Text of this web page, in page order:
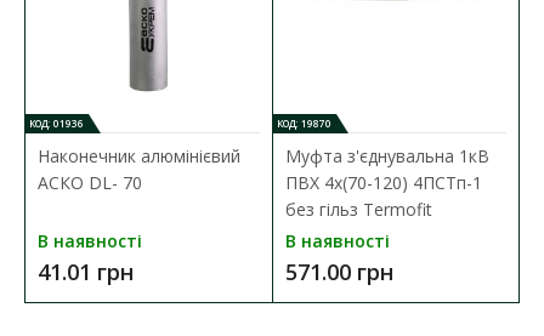
Обмотка ПЕТ плівкою;
Зовнішня оболонка з ПВХ пластикату.
КАБЕЛЬ АВВГ 4Х70 1 (КМУ) ПІВДЕНКАБЕЛЬ
ХАРАКТЕРИСТИКИ
марка кабелю:АВВГ
номінальна напруга:
1 кВ
січення жили:
алюміній
номинальная нагрузка:210 А (таблица
КОД: 01936
Наконечник алюмінієвий
АСКО DL- 70
В наявності
41.01 грн
КОД: 19870
Муфта з'єднувальна 1кВ
ПВХ 4х(70-120) 4ПСТп-1
без гільз Termofit
В наявності
571.00 грн